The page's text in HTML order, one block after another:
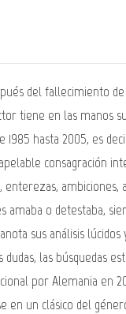
del fallecimiento de
tiene en las manos
hasta 2005, es
consagración
ambiciones,
amaba o detestaba,
sus análisis lúcidos
las búsquedas
por Alemania en
en un clásico del